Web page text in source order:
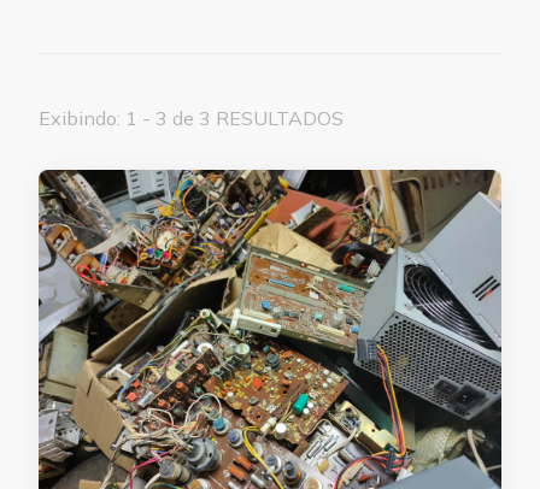
Exibindo: 1 - 3 de 3 RESULTADOS